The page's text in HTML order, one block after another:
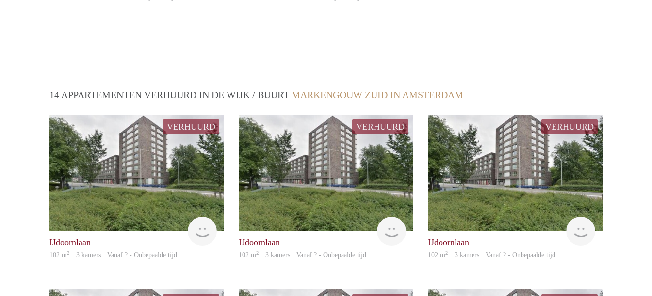
14 APPARTEMENTEN VERHUURD IN DE WIJK / BUURT MARKENGOUW ZUID IN AMSTERDAM
VERHUURD
rent
IJdoornlaan
102 m2 · 3 kamers · Vanaf ? - Onbepaalde tijd
VERHUURD
rent
IJdoornlaan
102 m2 · 3 kamers · Vanaf ? - Onbepaalde tijd
VERHUURD
Woning
IJdoornlaan
102 m2 · 3 kamers · Vanaf ? - Onbepaalde tijd